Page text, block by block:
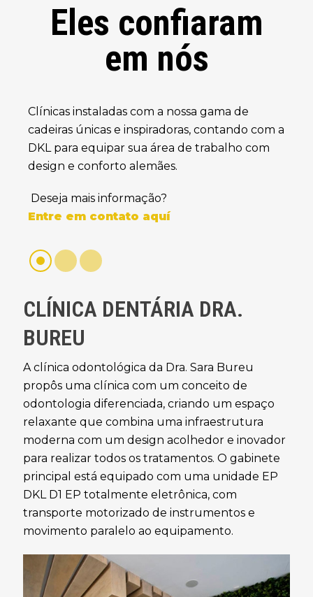
Eles confiaram
em nós
Clínicas instaladas com a nossa gama de
cadeiras únicas e inspiradoras, contando com a
DKL para equipar sua área de trabalho com
design e conforto alemães.
Deseja mais informação?
Entre em contato aquí
CLÍNICA DENTÁRIA DRA.
BUREU
A clínica odontológica da Dra. Sara Bureu
propôs uma clínica com um conceito de
odontologia diferenciada, criando um espaço
relaxante que combina uma infraestrutura
moderna com um design acolhedor e inovador
para realizar todos os tratamentos. O gabinete
principal está equipado com uma unidade EP
DKL D1 EP totalmente eletrônica, com
transporte motorizado de instrumentos e
movimento paralelo ao equipamento.